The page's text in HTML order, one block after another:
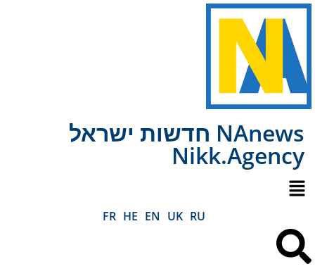
NAnews חדשות ישראל
Nikk.Agency
RU
UK
EN
HE
FR